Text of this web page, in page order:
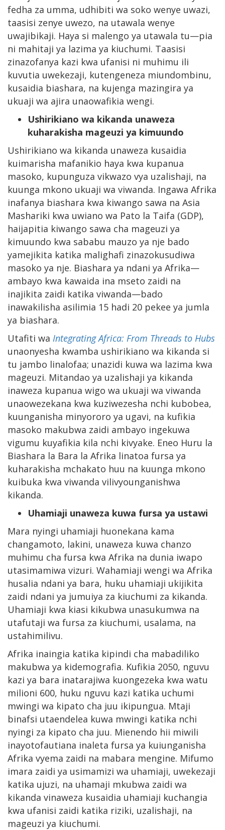
fedha za umma, udhibiti wa soko wenye uwazi,
taasisi zenye uwezo, na utawala wenye
uwajibikaji. Haya si malengo ya utawala tu—pia
ni mahitaji ya lazima ya kiuchumi. Taasisi
zinazofanya kazi kwa ufanisi ni muhimu ili
kuvutia uwekezaji, kutengeneza miundombinu,
kusaidia biashara, na kujenga mazingira ya
ukuaji wa ajira unaowafikia wengi.
Ushirikiano wa kikanda unaweza
kuharakisha mageuzi ya kimuundo
Ushirikiano wa kikanda unaweza kusaidia
kuimarisha mafanikio haya kwa kupanua
masoko, kupunguza vikwazo vya uzalishaji, na
kuunga mkono ukuaji wa viwanda. Ingawa Afrika
inafanya biashara kwa kiwango sawa na Asia
Mashariki kwa uwiano wa Pato la Taifa (GDP),
haijapitia kiwango sawa cha mageuzi ya
kimuundo kwa sababu mauzo ya nje bado
yamejikita katika malighafi zinazokusudiwa
masoko ya nje. Biashara ya ndani ya Afrika—
ambayo kwa kawaida ina mseto zaidi na
inajikita zaidi katika viwanda—bado
inawakilisha asilimia 15 hadi 20 pekee ya jumla
ya biashara.
Utafiti wa Integrating Africa: From Threads to Hubs
unaonyesha kwamba ushirikiano wa kikanda si
tu jambo linalofaa; unazidi kuwa wa lazima kwa
mageuzi. Mitandao ya uzalishaji ya kikanda
inaweza kupanua wigo wa ukuaji wa viwanda
unaowezekana kwa kuziwezesha nchi kubobea,
kuunganisha minyororo ya ugavi, na kufikia
masoko makubwa zaidi ambayo ingekuwa
vigumu kuyafikia kila nchi kivyake. Eneo Huru la
Biashara la Bara la Afrika linatoa fursa ya
kuharakisha mchakato huu na kuunga mkono
kuibuka kwa viwanda vilivyounganishwa
kikanda.
Uhamiaji unaweza kuwa fursa ya ustawi
Mara nyingi uhamiaji huonekana kama
changamoto, lakini, unaweza kuwa chanzo
muhimu cha fursa kwa Afrika na dunia iwapo
utasimamiwa vizuri. Wahamiaji wengi wa Afrika
husalia ndani ya bara, huku uhamiaji ukijikita
zaidi ndani ya jumuiya za kiuchumi za kikanda.
Uhamiaji kwa kiasi kikubwa unasukumwa na
utafutaji wa fursa za kiuchumi, usalama, na
ustahimilivu.
Afrika inaingia katika kipindi cha mabadiliko
makubwa ya kidemografia. Kufikia 2050, nguvu
kazi ya bara inatarajiwa kuongezeka kwa watu
milioni 600, huku nguvu kazi katika uchumi
mwingi wa kipato cha juu ikipungua. Mtaji
binafsi utaendelea kuwa mwingi katika nchi
nyingi za kipato cha juu. Mienendo hii miwili
inayotofautiana inaleta fursa ya kuiunganisha
Afrika vyema zaidi na mabara mengine. Mifumo
imara zaidi ya usimamizi wa uhamiaji, uwekezaji
katika ujuzi, na uhamaji mkubwa zaidi wa
kikanda vinaweza kusaidia uhamiaji kuchangia
kwa ufanisi zaidi katika riziki, uzalishaji, na
mageuzi ya kiuchumi.